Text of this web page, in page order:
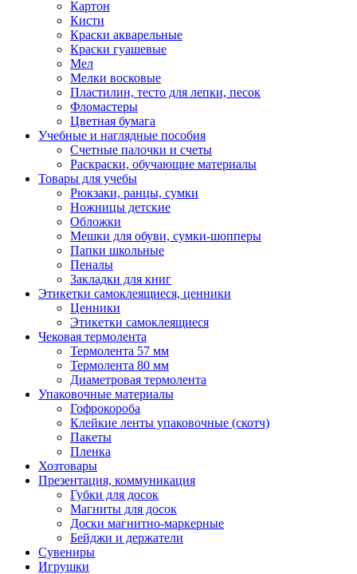
Картон
Кисти
Краски акварельные
Краски гуашевые
Мел
Мелки восковые
Пластилин, тесто для лепки, песок
Фломастеры
Цветная бумага
Учебные и наглядные пособия
Счетные палочки и счеты
Раскраски, обучающие материалы
Товары для учебы
Рюкзаки, ранцы, сумки
Ножницы детские
Обложки
Мешки для обуви, сумки-шопперы
Папки школьные
Пеналы
Закладки для книг
Этикетки самоклеящиеся, ценники
Ценники
Этикетки самоклеящиеся
Чековая термолента
Термолента 57 мм
Термолента 80 мм
Диаметровая термолента
Упаковочные материалы
Гофрокороба
Клейкие ленты упаковочные (скотч)
Пакеты
Пленка
Хозтовары
Презентация, коммуникация
Губки для досок
Магниты для досок
Доски магнитно-маркерные
Бейджи и держатели
Сувениры
Игрушки